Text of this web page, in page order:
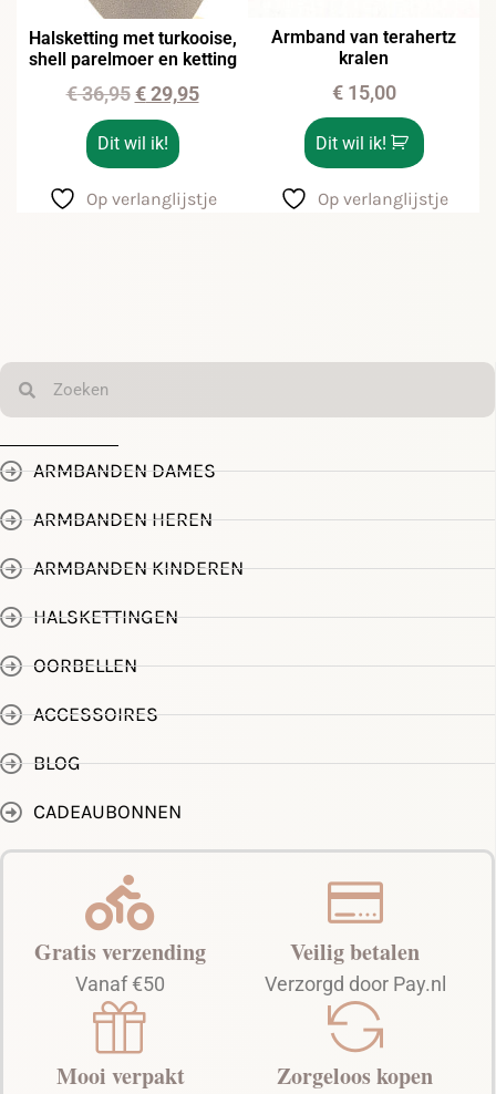
Halsketting met turkooise,
shell parelmoer en ketting
€36,95 €29,95
Dit wil ik!
Op verlanglijstje
Armband van terahertz
kralen
€15,00
Dit wil ik!
Op verlanglijstje
ARMBANDEN DAMES
ARMBANDEN HEREN
ARMBANDEN KINDEREN
HALSKETTINGEN
OORBELLEN
ACCESSOIRES
BLOG
CADEAUBONNEN
Gratis verzending
Vanaf €50
Mooi verpakt
Veilig betalen
Verzorgd door Pay.nl
Zorgeloos kopen